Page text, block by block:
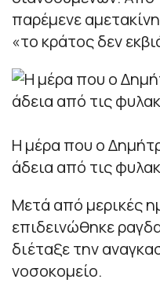
παρέμενε
«το κράτος δεν
Η μέρα που ο
άδεια από τις
Μετά από μερικές
επιδεινώθηκε
διέταξε την
νοσοκομείο.